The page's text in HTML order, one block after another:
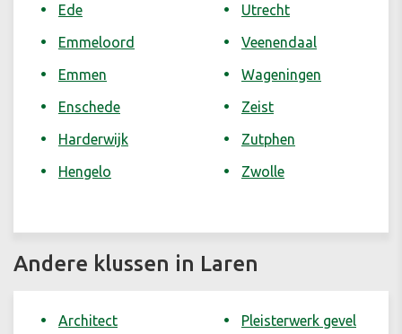
Ede
Emmeloord
Emmen
Enschede
Harderwijk
Hengelo
Utrecht
Veenendaal
Wageningen
Zeist
Zutphen
Zwolle
Andere klussen in Laren
Architect
Pleisterwerk gevel